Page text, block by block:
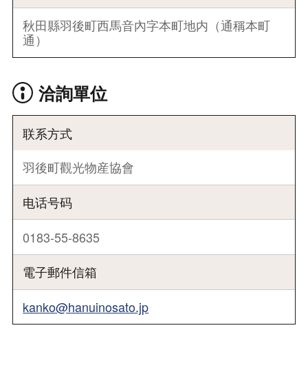
秋田縣羽後町西馬音內字本町地内（通稱本町
通）
洽詢單位
联系方式
羽後町觀光物産協會
电话号码
0183-55-8635
電子郵件信箱
kanko@hanuinosato.jp